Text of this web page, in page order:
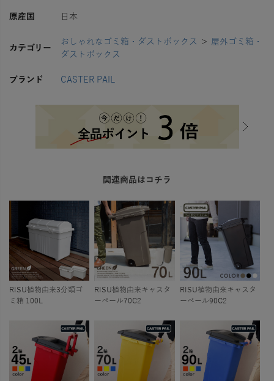
原産国 日本
カテゴリー
おしゃれなゴミ箱・ダストボックス ＞ 屋外ゴミ箱・
ダストボックス
ブランド CASTER PAIL
関連商品はコチラ
RISU植物由来3分類ゴ
ミ箱 100L
RISU植物由来キャスタ
ーペール70C2
RISU植物由来キャスタ
ーペール90C2